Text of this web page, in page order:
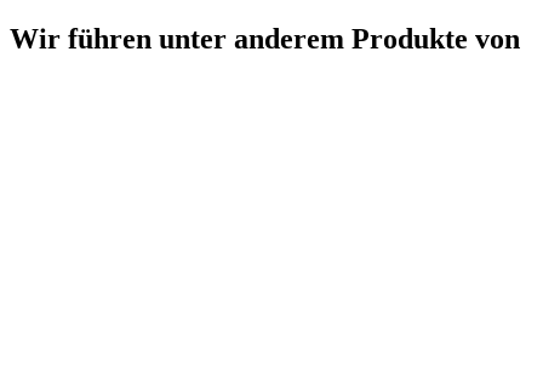
Wir führen unter anderem Produkte von